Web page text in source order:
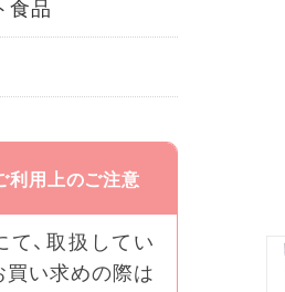
食品
利用上のご注意
て、取扱してい
買い求めの際は